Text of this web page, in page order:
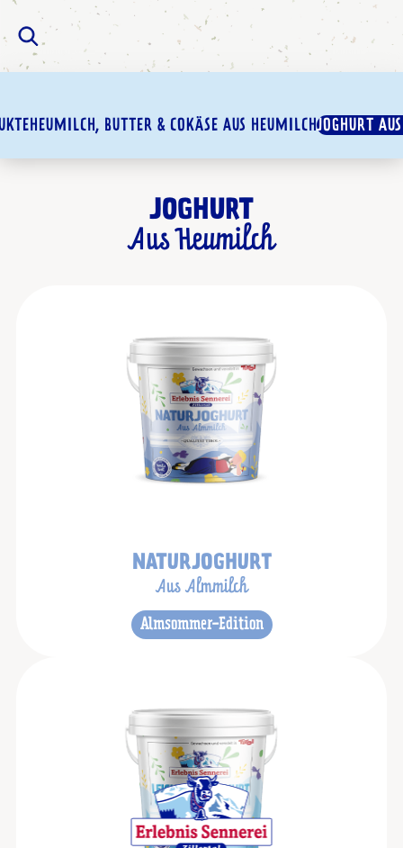
HEUMILCH, BUTTER & COKÄSE AUS HEUMILCHJOGHURT
JOGHURT
Aus Heumilch
NATURJOGHURT
Aus Almmilch
Almsommer-Edition